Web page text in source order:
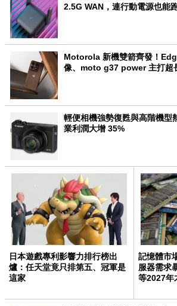
2.5G WAN，連行動電源也能
Motorola 新機雙箭齊發！
像、moto g37 power 主打超
輕便相機強勢復甦與高階機型
業利潤大增 35%
日本遊戲專利影響力排行榜出
爐：任天堂竟只排第五、冠軍是
這家
記憶體市
服器需求
等2027年